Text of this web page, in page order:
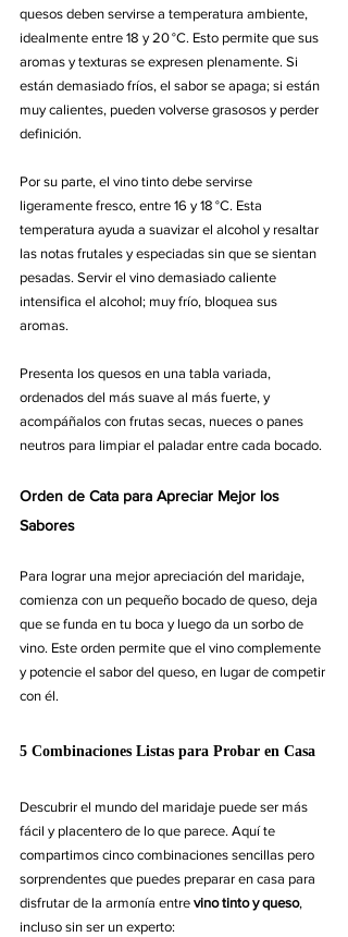
quesos deben servirse a temperatura ambiente,
idealmente entre 18 y 20 °C. Esto permite que sus
aromas y texturas se expresen plenamente. Si
están demasiado fríos, el sabor se apaga; si están
muy calientes, pueden volverse grasosos y perder
definición.
Por su parte, el vino tinto debe servirse
ligeramente fresco, entre 16 y 18 °C. Esta
temperatura ayuda a suavizar el alcohol y resaltar
las notas frutales y especiadas sin que se sientan
pesadas. Servir el vino demasiado caliente
intensifica el alcohol; muy frío, bloquea sus
aromas.
Presenta los quesos en una tabla variada,
ordenados del más suave al más fuerte, y
acompáñalos con frutas secas, nueces o panes
neutros para limpiar el paladar entre cada bocado.
Orden de Cata para Apreciar Mejor los
Sabores
Para lograr una mejor apreciación del maridaje,
comienza con un pequeño bocado de queso, deja
que se funda en tu boca y luego da un sorbo de
vino. Este orden permite que el vino complemente
y potencie el sabor del queso, en lugar de competir
con él.
5 Combinaciones Listas para Probar en Casa
Descubrir el mundo del maridaje puede ser más
fácil y placentero de lo que parece. Aquí te
compartimos cinco combinaciones sencillas pero
sorprendentes que puedes preparar en casa para
disfrutar de la armonía entre vino tinto y queso,
incluso sin ser un experto: